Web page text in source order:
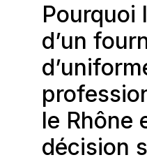
Pourquoi
d’un
le Rhône
décision